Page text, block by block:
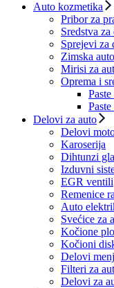
Auto kozmetika
Pribor za
Sredstva
Sprejevi za
Zimska
Mirisi za
Oprema i
Delovi za auto
Delovi
Karoserija
Dihtunzi
Izduvni
EGR ventili
Remenice
Auto
Svećice za
Kočione
Kočioni
Delovi
Filteri za
Delovi za